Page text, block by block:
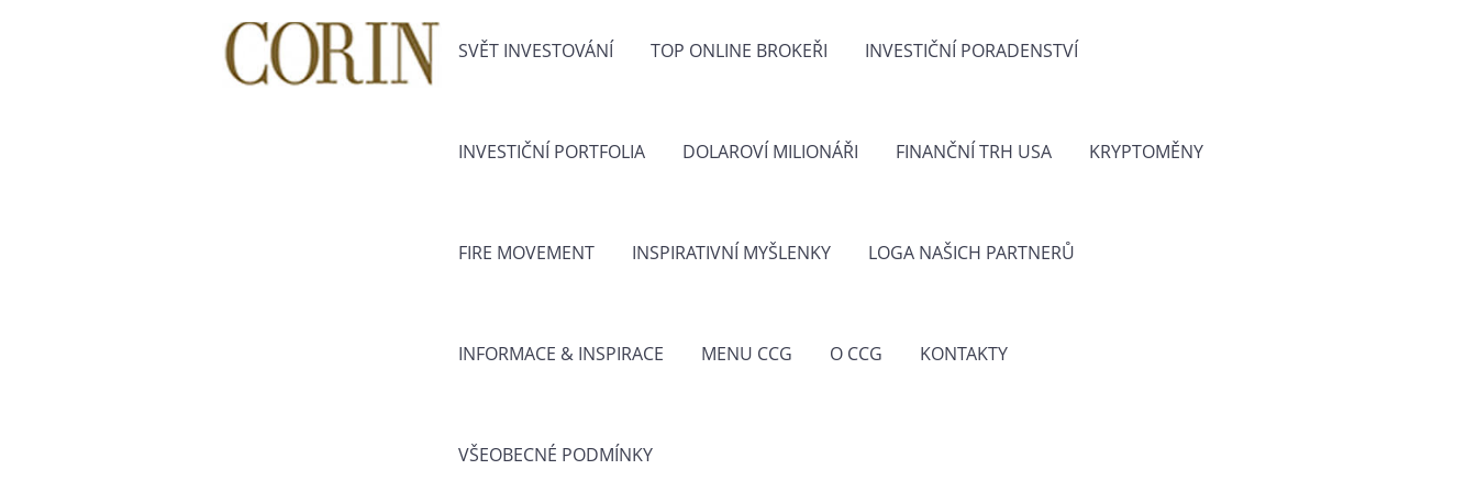
SVĚT INVESTOVÁNÍ TOP ONLINE BROKEŘI INVESTIČNÍ PORADENSTVÍ
INVESTIČNÍ PORTFOLIA DOLAROVÍ MILIONÁŘI FINANČNÍ TRH USA KRYPTOMĚNY
FIRE MOVEMENT INSPIRATIVNÍ MYŠLENKY LOGA NAŠICH PARTNERŮ
INFORMACE & INSPIRACE MENU CCG O CCG KONTAKTY
VŠEOBECNÉ PODMÍNKY